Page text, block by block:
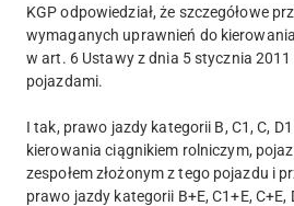
KGP odpowiedział, że szczegółowe
wymaganych uprawnień do
w art. 6 Ustawy z dnia 5 stycznia 2011
pojazdami.
I tak, prawo jazdy kategorii B, C1, C,
kierowania ciągnikiem rolniczym,
zespołem złożonym z tego pojazdu i
prawo jazdy kategorii B+E, C1+E, C+E,